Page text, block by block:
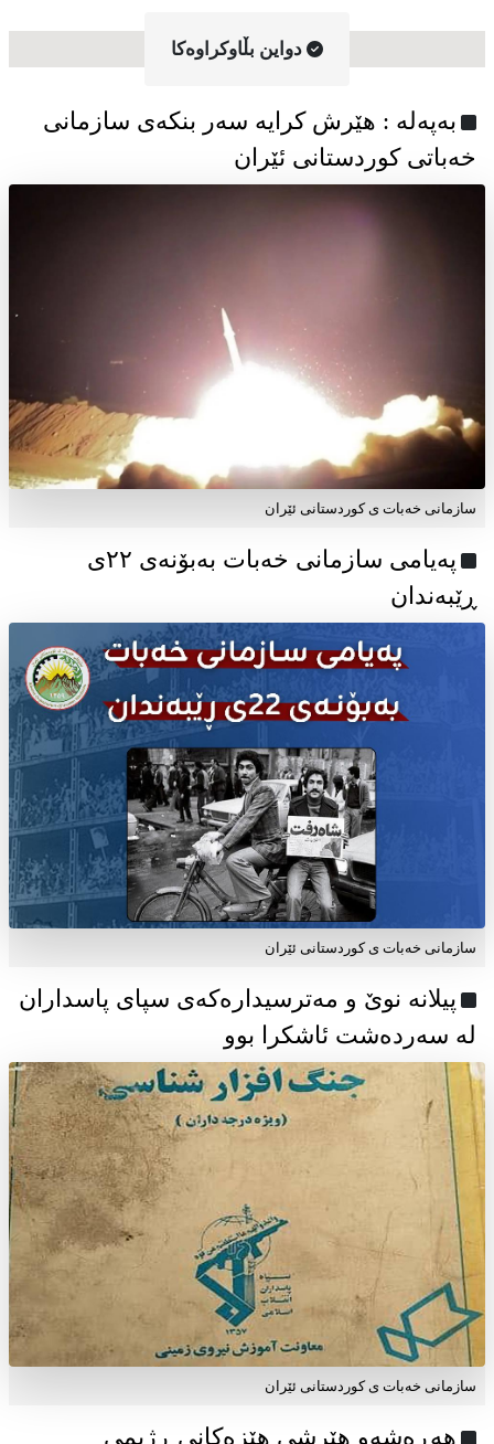
دواین بڵاوکراوه‌کا
به‌په‌له‌ : هێرش کرایە سەر بنکەی سازمانی
خەباتی کوردستانی ئێران
سازمانی خەبات ی کوردستانی ئێران
پەیامی سازمانی خەبات بەبۆنەی ۲۲ی
ڕێبەندان
سازمانی خەبات ی كوردستانی ئێران
پیلانە نوێ و مەترسیدارەکەی سپای پاسداران
لە سەردەشت ئاشکرا بوو
سازمانی خەبات ی كوردستانی ئێران
هەڕەشەو هێرشی هێزەکانی ڕژیمی